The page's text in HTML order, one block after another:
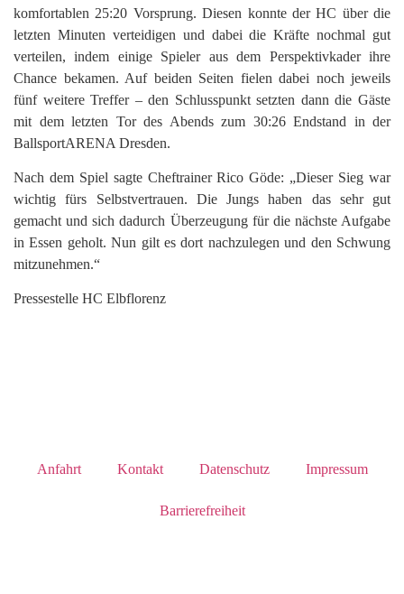
komfortablen 25:20 Vorsprung. Diesen konnte der HC über die
letzten Minuten verteidigen und dabei die Kräfte nochmal gut
verteilen, indem einige Spieler aus dem Perspektivkader ihre
Chance bekamen. Auf beiden Seiten fielen dabei noch jeweils
fünf weitere Treffer – den Schlusspunkt setzten dann die Gäste
mit dem letzten Tor des Abends zum 30:26 Endstand in der
BallsportARENA Dresden.
Nach dem Spiel sagte Cheftrainer Rico Göde: „Dieser Sieg war
wichtig fürs Selbstvertrauen. Die Jungs haben das sehr gut
gemacht und sich dadurch Überzeugung für die nächste Aufgabe
in Essen geholt. Nun gilt es dort nachzulegen und den Schwung
mitzunehmen.“
Pressestelle HC Elbflorenz
Anfahrt Kontakt Datenschutz Impressum
Barrierefreiheit